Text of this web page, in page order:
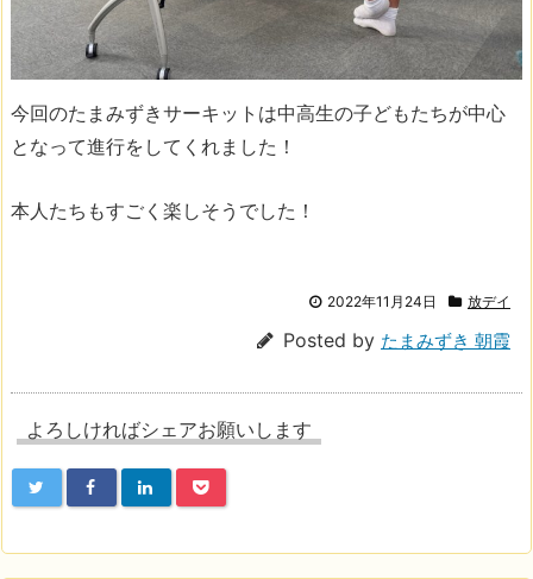
今回のたまみずきサーキットは中高生の子どもたちが中心
となって進行をしてくれました！
本人たちもすごく楽しそうでした！
2022年11月24日 放デイ
Posted by たまみずき 朝霞
よろしければシェアお願いします